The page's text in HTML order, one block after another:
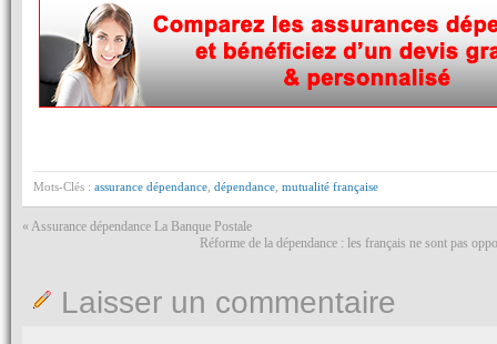
Mots-Clés : assurance dépendance dépendance mutualité française
« Assurance dépendance La Banque Postale
Réforme de la dépendance : les français ne sont pas
Laisser un commentaire